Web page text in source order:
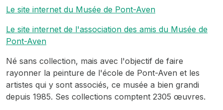
Le site internet du Musée de Pont-Aven
Le site internet de l'association des amis du Musée de
Pont-Aven
Né sans collection, mais avec l'objectif de faire
rayonner la peinture de l'école de Pont-Aven et les
artistes qui y sont associés, ce musée a bien grandi
depuis 1985. Ses collections comptent 2305 œuvres.